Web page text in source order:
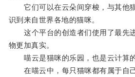
它们可以在云朵间穿梭，与其他
识到来自世界各地的猫咪。
这个平台的创造者们使用了最先
物更加真实。
喵云是猫咪的乐园，也是云计算的
在喵云中，每只猫咪都有属于自